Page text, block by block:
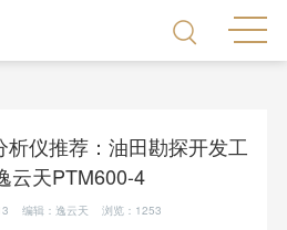
仪推荐：油田勘探开发工
云天PTM600-4
编辑：逸云天 浏览： 1253